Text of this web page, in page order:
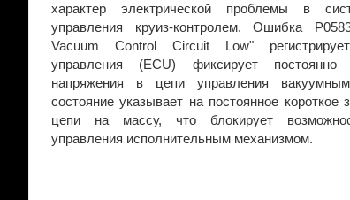
характер электрической проблемы в
управления круиз-контролем. Ошибка
Vacuum Control Circuit Low"
управления (ECU) фиксирует постоянно
напряжения в цепи управления
состояние указывает на постоянное короткое
цепи на массу, что блокирует
управления исполнительным механизмом.